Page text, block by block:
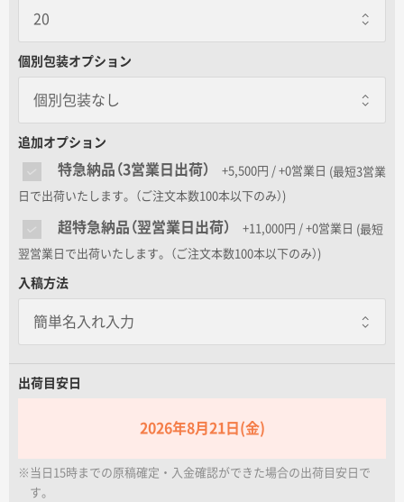
よくあるご質問
名入れグループサイト
個別包装オプション
個別包装なし
OPP袋封入
一本あたり+15.00円 / 3日出荷
ボールペン1本が入る透明な袋にお入れ
一本あたり+18.00円 / 3日出荷
追加オプション
特急納品（3営業日出荷） +5,500円 / +0営業日 (最短3営業
日で出荷いたします。（ご注文本数100本以下のみ）)
超特急納品（翌営業日出荷） +11,000円 / +0営業日 (最短
翌営業日で出荷いたします。（ご注文本数100本以下のみ）)
入稿方法
出荷目安日
2026年8月21日(金)
※当日15時までの原稿確定・入金確認ができた場合の出荷目安日で
す。